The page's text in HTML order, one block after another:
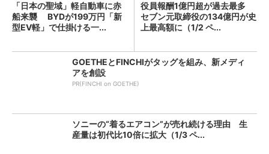
「日本の聖域」軽自動車に赤
船来襲 BYDが199万円「新
型EV軽」で仕掛ける一...
役員報酬1億円超が過去最多
セブン元取締役の134億円が史
上最高額に（1/2 ペ...
GOETHEとFINCHIがタッグを組み、新メディ
アを創設
PR(FINCHI on GOETHE)
ソニーの“着るエアコン”が売れ続ける理由 生
産量は初代比10倍に拡大（1/3 ペ...